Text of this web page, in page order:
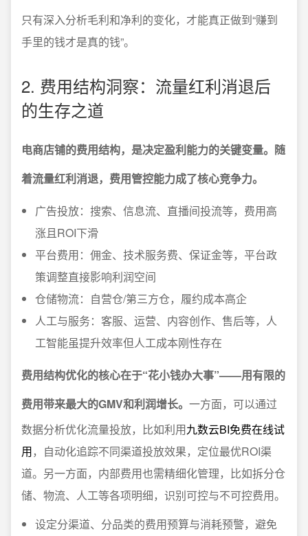
只有深入分析毛利和净利的变化，才能真正做到“赚到
手里的钱才是真的钱”。
2. 费用结构洞察：流量红利消退后
的生存之道
电商店铺的费用结构，是决定盈利能力的关键变量。随
着流量红利消退，费用管控能力成了核心竞争力。
广告投放：搜索、信息流、直播间投流等，费用高
涨且ROI下滑
平台费用：佣金、技术服务费、保证金等，平台政
策调整直接影响利润空间
仓储物流：自营仓/第三方仓，履约成本高企
人工与服务：客服、运营、内容创作、售后等，人
工智能虽提升效率但人工成本刚性存在
费用结构优化的核心在于“花小钱办大事”——用有限的
费用带来最大的GMV和利润增长。 一方面，可以通过
数据分析优化流量投放，比如利用九数云BI免费在线试
用，自动化追踪不同渠道投放效果，定位最优ROI渠
道。另一方面，内部费用也需精细化管理，比如拆分仓
储、物流、人工等各项明细，识别可控与不可控费用。
设定分渠道、分品类的费用预算与消耗预警，避免